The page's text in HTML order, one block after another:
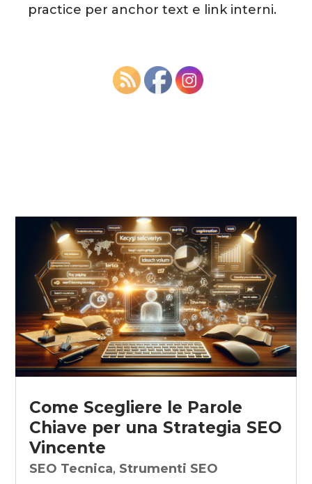
practice per anchor text e link interni.
Come Scegliere le Parole
Chiave per una Strategia SEO
Vincente
SEO Tecnica, Strumenti SEO